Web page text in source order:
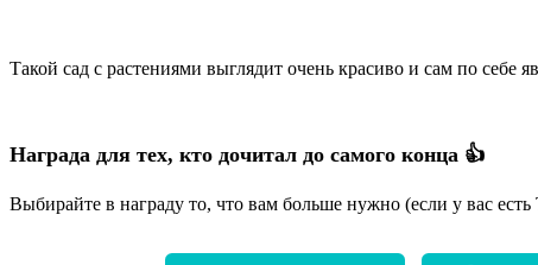
Такой сад с растениями выглядит очень красиво и сам по себе
Награда для тех, кто дочитал до самого конца 👍
Выбирайте в награду то, что вам больше нужно (если у вас